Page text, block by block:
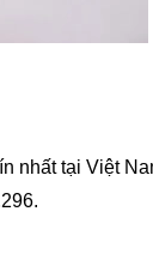
nhất tại Việt